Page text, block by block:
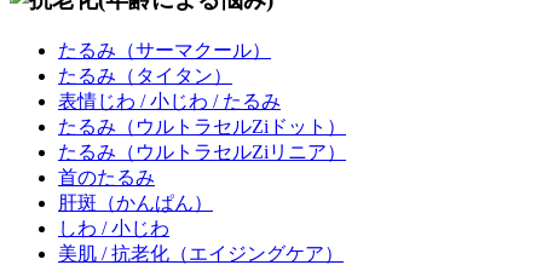
たるみ （サーマクール）
たるみ （タイタン）
表情じわ / 小じわ / たるみ
たるみ （ウルトラセルZiドット）
たるみ （ウルトラセルZiリニア）
首のたるみ
肝斑 （かんぱん）
しわ / 小じわ
美肌 / 抗老化 （エイジングケア）